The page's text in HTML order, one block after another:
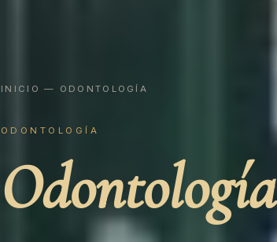
INICIO — ODONTOLOGÍA
ODONTOLOGÍA
Odontología